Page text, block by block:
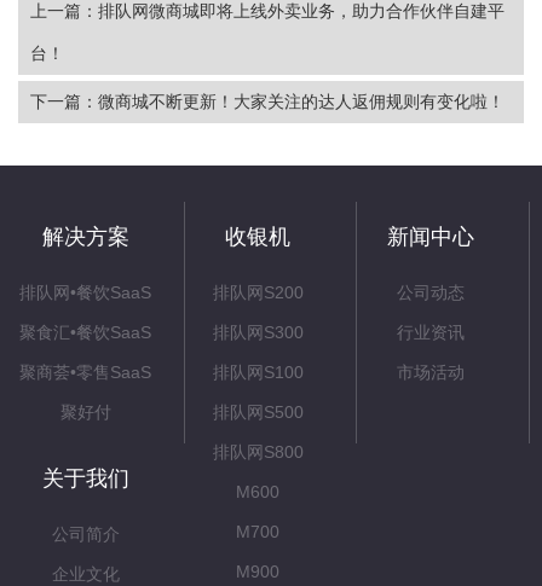
上一篇：排队网微商城即将上线外卖业务，助力合作伙伴自建平
台！
下一篇：微商城不断更新！大家关注的达人返佣规则有变化啦！
解决方案
排队网•餐饮SaaS
聚食汇•餐饮SaaS
聚商荟•零售SaaS
聚好付
收银机
排队网S200
排队网S300
排队网S100
排队网S500
排队网S800
M600
M700
M900
新闻中心
公司动态
行业资讯
市场活动
关于我们
公司简介
企业文化